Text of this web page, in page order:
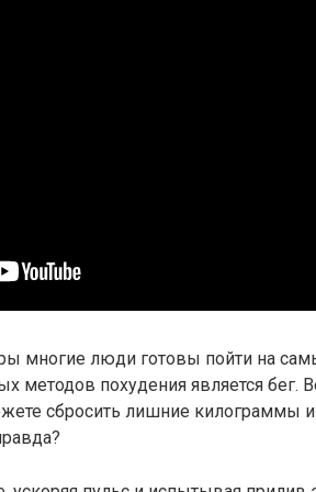
многие люди готовы пойти на
методов похудения является бег.
сбросить лишние килограммы и